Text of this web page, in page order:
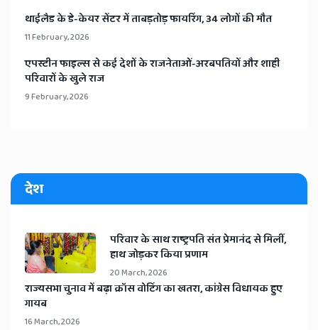
​थाईलैड के डे-केयर सेंटर में ताबड़तोड़ फायरिंग, 34 लोगों की मौत
11 February, 2026
​एपस्टीन फाइल्स से कई देशों के राजनेताओं-अरबपतियों और शाही
परिवारों के खुले राज
9 February, 2026
देश
​परिवार के साथ राष्ट्रपति संत प्रेमानंद से मिलीं,
हाथ जोड़कर किया प्रणाम
20 March, 2026
​राज्यसभा चुनाव में बढ़ा क्रॉस वोटिंग का खतरा, कांग्रेस विधायक हुए
गायब
16 March, 2026